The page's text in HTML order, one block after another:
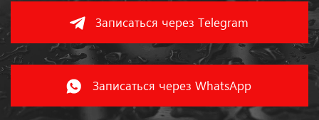
Записаться через Telegram
Записаться через WhatsApp